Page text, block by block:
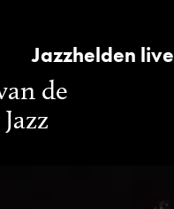
Jazzhelden live
de